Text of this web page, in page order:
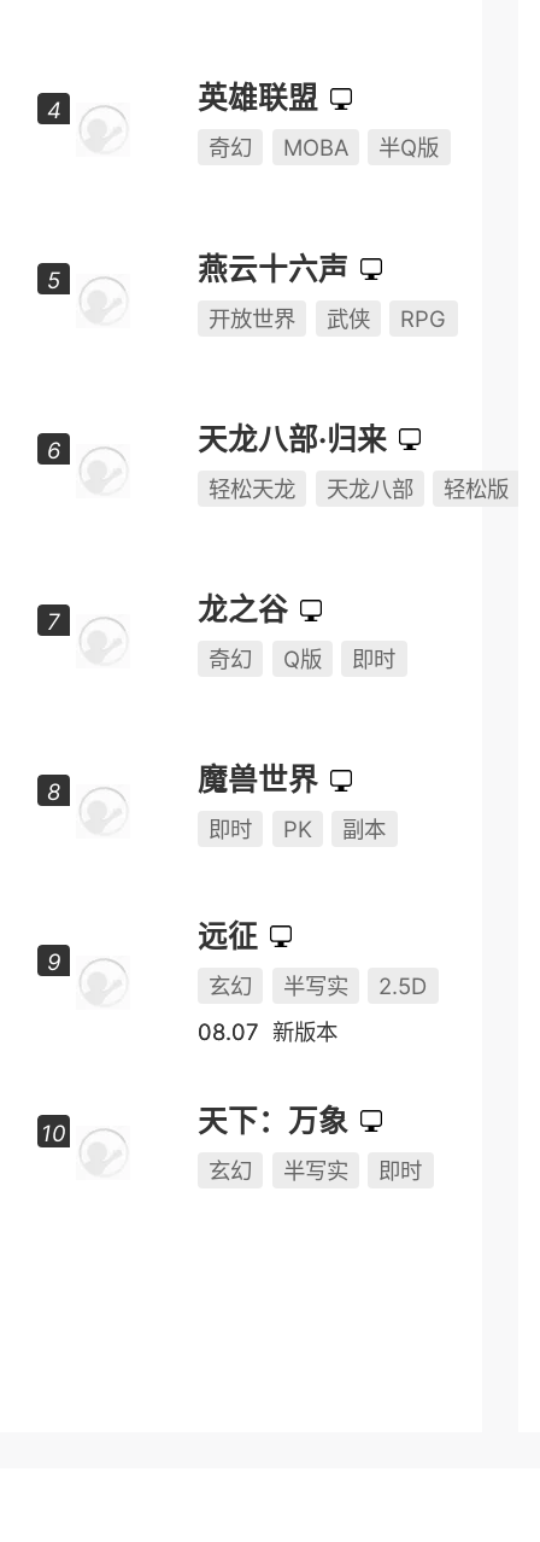
英雄联盟
奇幻 MOBA 半Q版
燕云十六声
开放世界 武侠 RPG
天龙八部·归来
轻松天龙 天龙八部 轻松版
龙之谷
奇幻 Q版 即时
魔兽世界
即时 PK 副本
远征
玄幻 半写实
2.5D
08.07 新版本
天下：万象
玄幻 半写实 即时